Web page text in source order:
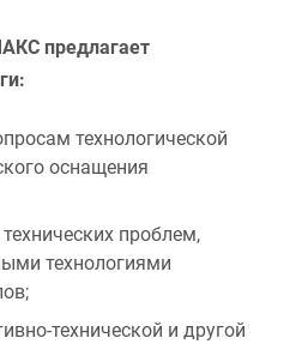
предлагает
технологической
оснащения
проблем,
технологиями
технической и другой